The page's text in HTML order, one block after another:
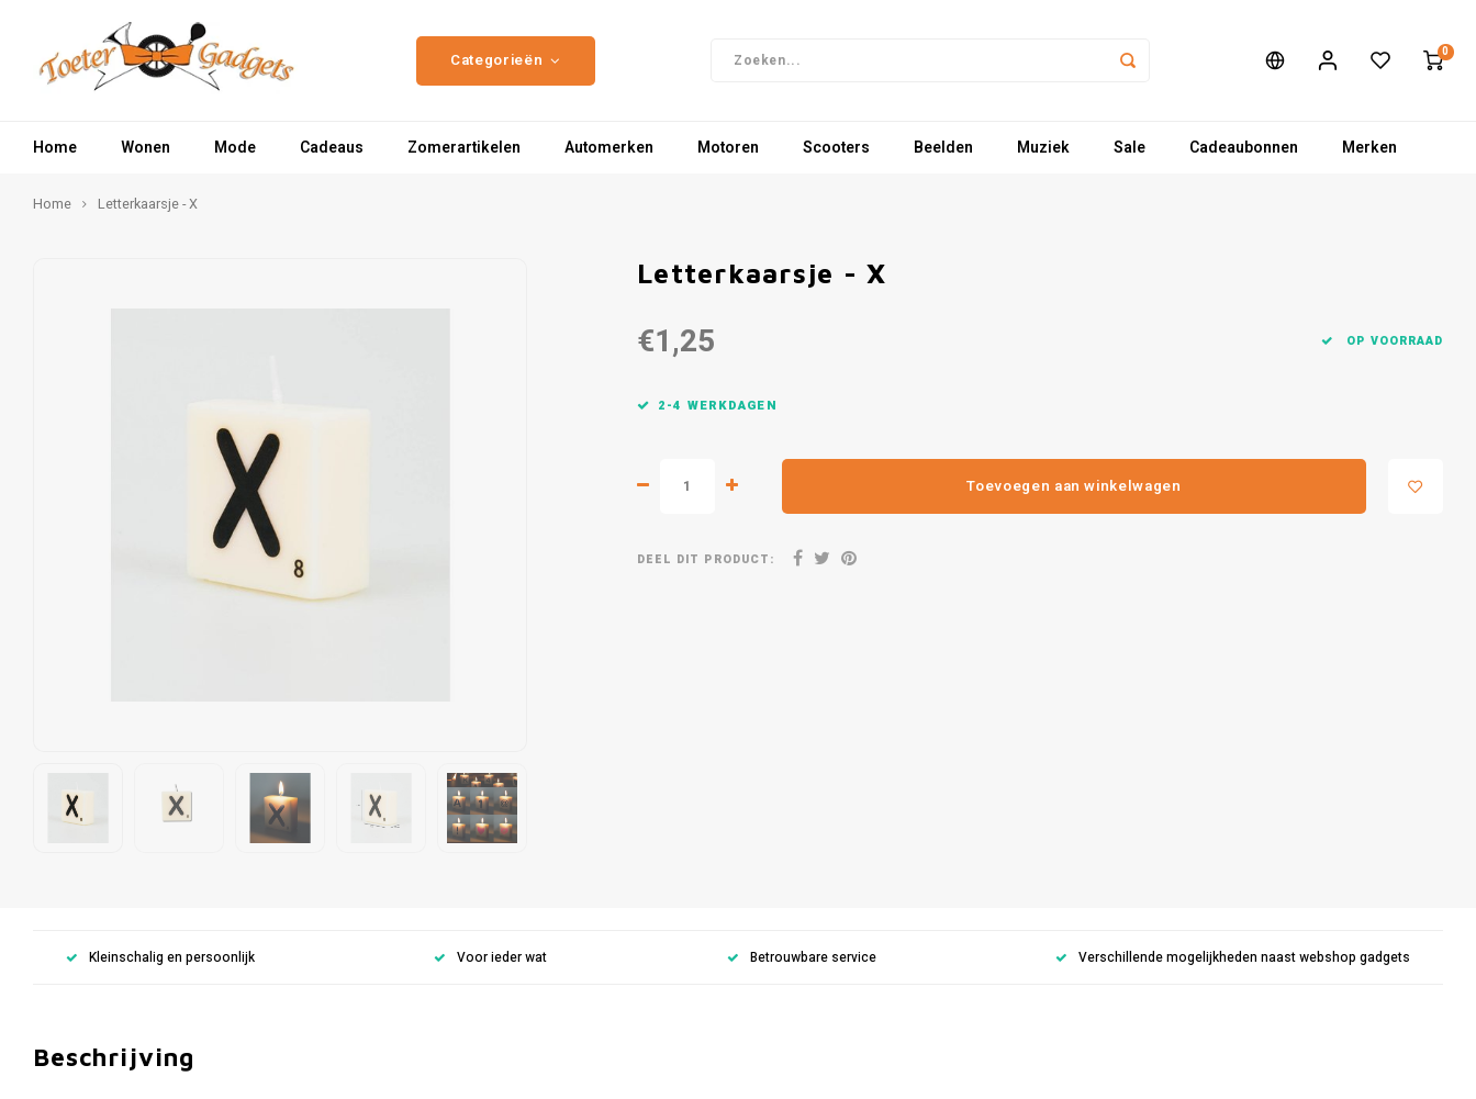
Categorieën 0
Home Wonen Mode Cadeaus Zomerartikelen Automerken Motoren Scooters Beelden Muziek Sale Cadeaubonnen Merken
Home Letterkaarsje - X
Letterkaarsje - X
€1,25 OP VOORRAAD
2-4 WERKDAGEN
Toevoegen aan winkelwagen
DEEL DIT PRODUCT:
Kleinschalig en persoonlijk Voor ieder wat Betrouwbare service Verschillende mogelijkheden naast webshop gadgets
Beschrijving